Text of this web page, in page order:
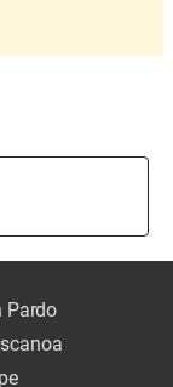
Pardo